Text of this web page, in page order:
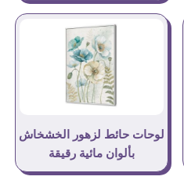
لوحات حائط لزهور الخشخاش
بألوان مائية رقيقة